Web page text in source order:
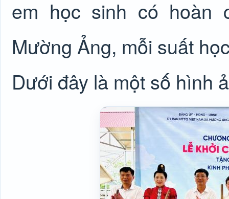
em học sinh có hoàn
Mường Ảng, mỗi suất
Dưới đây là một số hình